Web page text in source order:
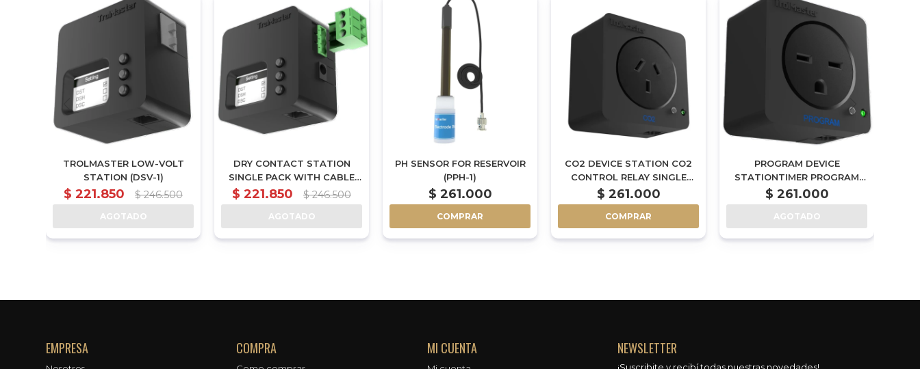
TROLMASTER LOW-VOLT
STATION (DSV-1)
$ 221.850 $ 246.500
AGOTADO
DRY CONTACT STATION
SINGLE PACK WITH CABLE
SET. (DSD-1)
$ 221.850 $ 246.500
AGOTADO
PH SENSOR FOR RESERVOIR
(PPH-1)
$ 261.000
COMPRAR
CO2 DEVICE STATION CO2
CONTROL RELAY SINGLE
PACK WITH CABLE SET -
DSC-2A
$ 261.000
COMPRAR
PROGRAM DEVICE
STATIONTIMER PROGRAM
CONTROL RELAY SINGLE
PACK WITH CABLE SET -
DSP-2
$ 261.000
AGOTADO
EMPRESA COMPRA MI CUENTA NEWSLETTER
¡Suscribite y recibí todas nuestras novedades!